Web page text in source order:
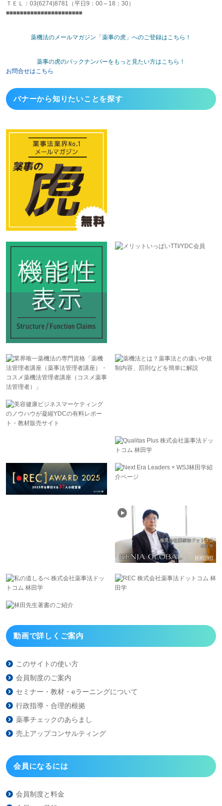
ＴＥＬ：03(6274)8781（平日9：00～18：30）
■■■■■■■■■■■■■■■■■■■■■■
薬機法のメールマガジン「薬事の虎」へのご登録はこちら！
薬事の虎のバックナンバーをもっと見たい方はこちら！
お問合せはこちら
バナーから知りたいことを探す
動画で詳しくご案内
このサイトの使い方
会員制度のご案内
セミナー・教材・eラーニングについて
行政指導・合理的根拠
薬事チェックのあらまし
売上アップコンサルティング
会員になるには
会員制度と料金